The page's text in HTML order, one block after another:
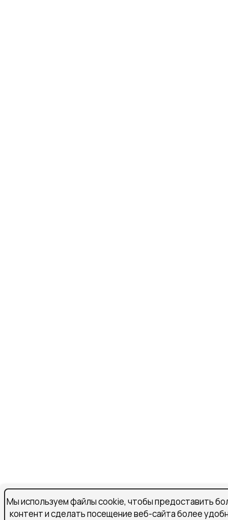
Мы используем файлы cookie, чтобы предоставить
контент и сделать посещение веб-сайта более